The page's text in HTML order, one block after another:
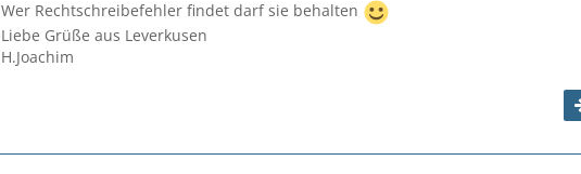
Wer Rechtschreibefehler findet darf sie behalten
Liebe Grüße aus Leverkusen
H.Joachim